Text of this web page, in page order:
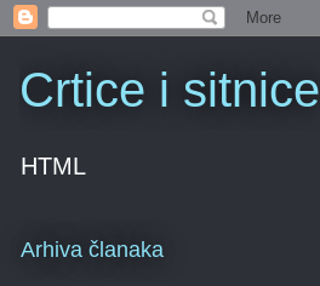
Crtice i sitnice
HTML
Arhiva članaka